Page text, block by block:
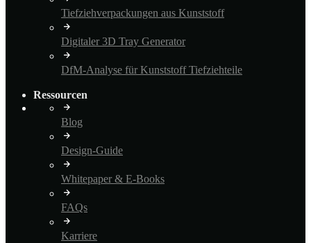
Tiefziehverpackungen aus Kunststoff
Digitaler 3D Tray Generator
DfM-Analyse für Kunststoff Tiefziehteile
Ressourcen
Blog
Design-Guide
Whitepaper & E-Books
FAQs
Karriere